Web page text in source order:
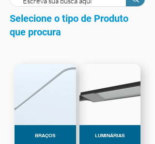
Selecione o tipo de Produto
que procura
BRAÇOS LUMINÁRIAS